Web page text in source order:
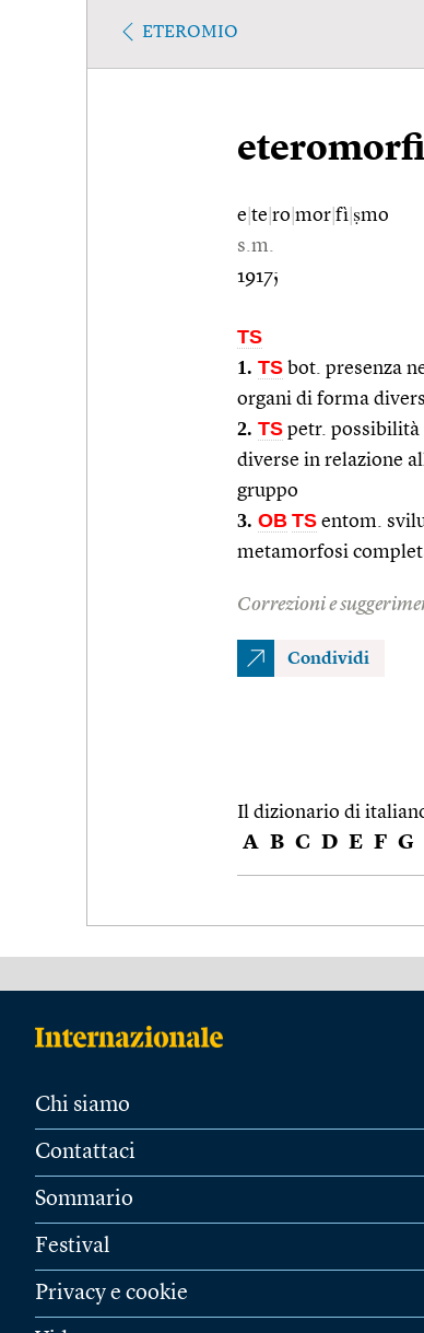
ETEROMIO
e te ro mor fì ṣmo
s.m.
1917;
TS
1. TS bot. presenza
organi di forma
2. TS petr. possibilità
diverse in relazione
gruppo
3. OB TS entom.
metamorfosi
Correzioni e
Condividi
Il dizionario di
A B C D E F G
Chi siamo
Contattaci
Sommario
Festival
Privacy e cookie